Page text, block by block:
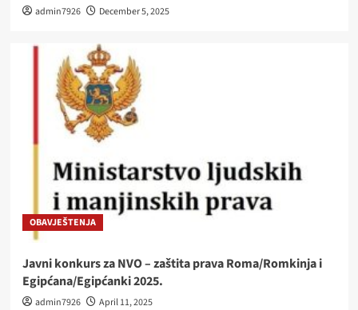
admin7926 December 5, 2025
OBAVJEŠTENJA
Javni konkurs za NVO – zaštita prava Roma/Romkinja i
Egipćana/Egipćanki 2025.
admin7926 April 11, 2025